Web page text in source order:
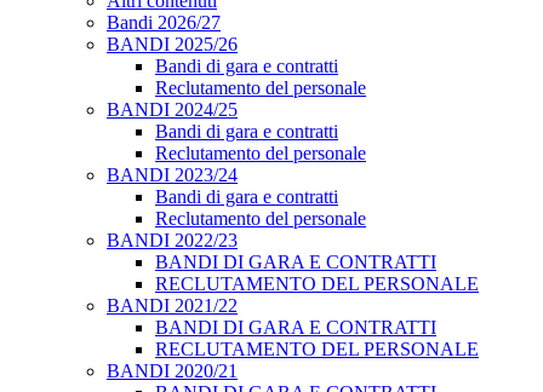
Bandi 2026/27
BANDI 2025/26
Bandi di gara e contratti
Reclutamento del personale
BANDI 2024/25
Bandi di gara e contratti
Reclutamento del personale
BANDI 2023/24
Bandi di gara e contratti
Reclutamento del personale
BANDI 2022/23
BANDI DI GARA E CONTRATTI
RECLUTAMENTO DEL PERSONALE
BANDI 2021/22
BANDI DI GARA E CONTRATTI
RECLUTAMENTO DEL PERSONALE
BANDI 2020/21